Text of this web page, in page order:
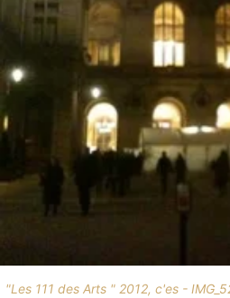
"Les 111 des Arts " 2012, c'es -